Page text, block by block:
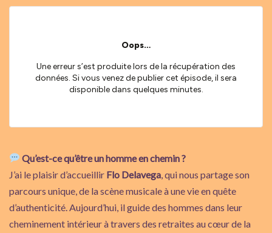
Qu’est-ce qu’être un homme en chemin ?
J’ai le plaisir d’accueillir Flo Delavega , qui nous partage son
parcours unique, de la scène musicale à une vie en quête
d’authenticité. Aujourd’hui, il guide des hommes dans leur
cheminement intérieur à travers des retraites au cœur de la